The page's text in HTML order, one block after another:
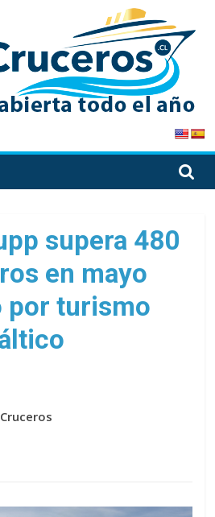
supera 480
en mayo
por turismo